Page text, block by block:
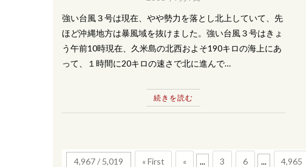
強い台風３号は現在、やや勢力を落とし北上していて、先
ほど沖縄地方は暴風域を抜けました。強い台風３号はきょ
う午前10時現在、久米島の北西およそ190キロの海上にあ
って、１時間に20キロの速さで北に進んで…
続きを読む
4,967 / 5,019 « First « ... 3 6 ... 4,965